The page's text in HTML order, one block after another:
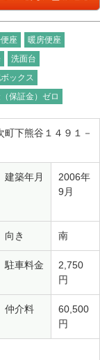
座
暖房便座
洗面台
ックス
保証金）ゼロ
町下熊谷１４９１－
建築年月
2006年
9月
向き 南
駐車料金
2,750
円
仲介料
60,500
円